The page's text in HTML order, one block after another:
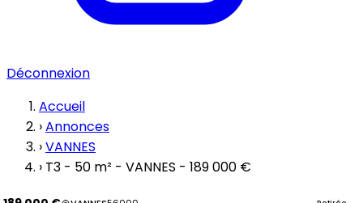
Déconnexion
Accueil
›Annonces
›VANNES
› T3 - 50 m² - VANNES - 189 000 €